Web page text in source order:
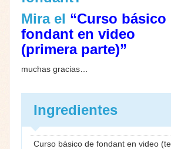
Mira el “Curso básico
fondant en video
(primera parte)”
muchas gracias…
Ingredientes
Curso básico de fondant en video